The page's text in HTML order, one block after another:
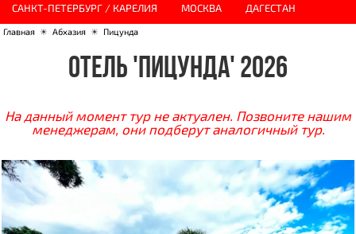
САНКТ-ПЕТЕРБУРГ / КАРЕЛИЯ МОСКВА ДАГЕСТАН
Главная ☀ Абхазия ☀ Пицунда
ОТЕЛЬ 'ПИЦУНДА' 2026
На данный момент тур не актуален. Позвоните нашим
менеджерам, они подберут аналогичный тур.